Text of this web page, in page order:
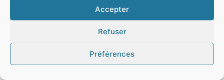
Accepter
Refuser
Préférences
Articles récents
BARF : quels risques pour le chien et pour le foyer ?
Castration du chien : à quel âge, à quel prix,